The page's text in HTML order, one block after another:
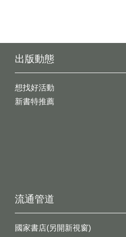
出版動態
想找好活動
新書特推薦
流通管道
國家書店(另開新視窗)